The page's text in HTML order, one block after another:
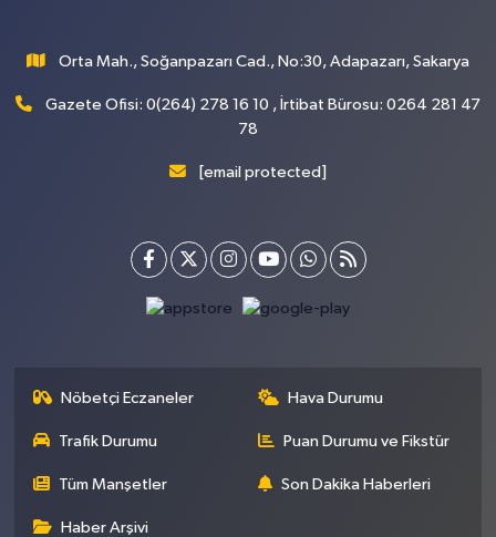
Orta Mah., Soğanpazarı Cad., No:30, Adapazarı, Sakarya
Gazete Ofisi: 0(264) 278 16 10 , İrtibat Bürosu: 0264 281 47
78
[email protected]
Nöbetçi Eczaneler Hava Durumu
Trafik Durumu Puan Durumu ve Fikstür
Tüm Manşetler Son Dakika Haberleri
Haber Arşivi